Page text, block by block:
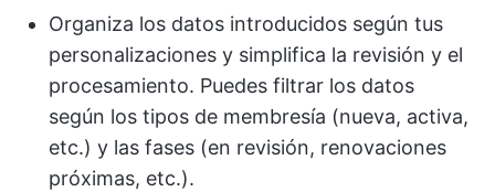
Organiza los datos introducidos según tus
personalizaciones y simplifica la revisión y el
procesamiento. Puedes filtrar los datos
según los tipos de membresía (nueva, activa,
etc.) y las fases (en revisión, renovaciones
próximas, etc.).